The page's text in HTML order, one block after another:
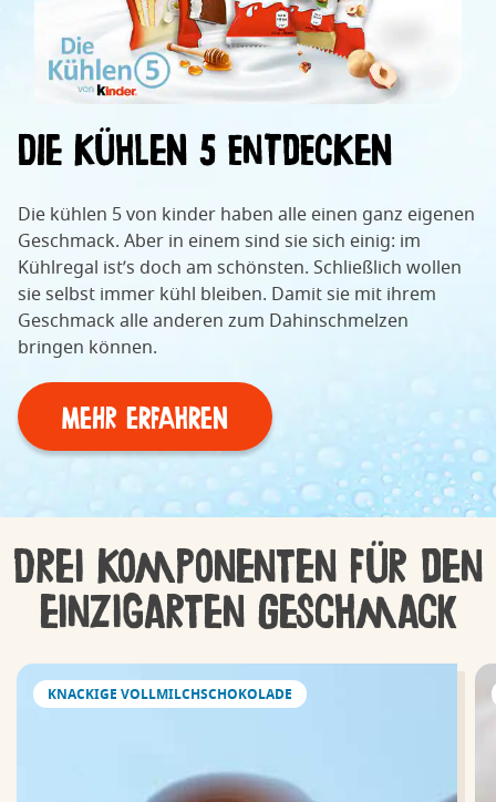
Die Kühlen 5 entdecken
Die kühlen 5 von kinder haben alle einen ganz eigenen
Geschmack. Aber in einem sind sie sich einig: im
Kühlregal ist’s doch am schönsten. Schließlich wollen
sie selbst immer kühl bleiben. Damit sie mit ihrem
Geschmack alle anderen zum Dahinschmelzen
bringen können.
MEHR ERFAHREN
Drei Komponenten für den
einzigarten Geschmack
KNACKIGE VOLLMILCHSCHOKOLADE